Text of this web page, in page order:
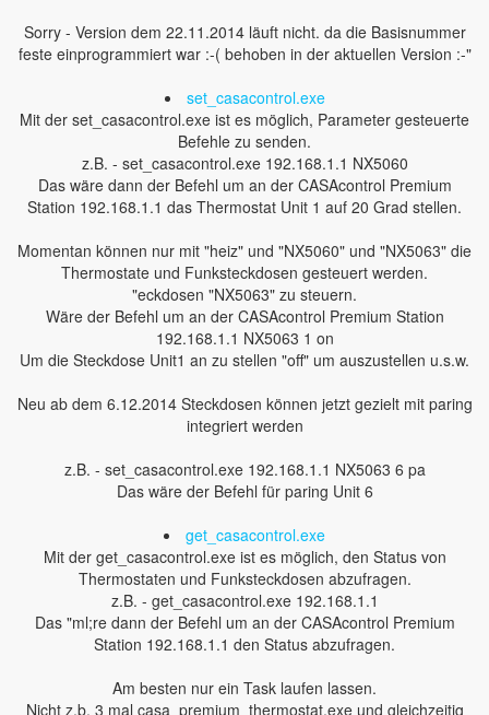
Sorry - Version dem 22.11.2014 läuft nicht. da die Basisnummer
feste einprogrammiert war :-( behoben in der aktuellen Version :-"
set_casacontrol.exe
Mit der set_casacontrol.exe ist es möglich, Parameter gesteuerte
Befehle zu senden.
z.B. - set_casacontrol.exe 192.168.1.1 NX5060
Das wäre dann der Befehl um an der CASAcontrol Premium
Station 192.168.1.1 das Thermostat Unit 1 auf 20 Grad stellen.
Momentan können nur mit "heiz" und "NX5060" und "NX5063" die
Thermostate und Funksteckdosen gesteuert werden.
"eckdosen "NX5063" zu steuern.
Wäre der Befehl um an der CASAcontrol Premium Station
192.168.1.1 NX5063 1 on
Um die Steckdose Unit1 an zu stellen "off" um auszustellen u.s.w.
Neu ab dem 6.12.2014 Steckdosen können jetzt gezielt mit paring
integriert werden
z.B. - set_casacontrol.exe 192.168.1.1 NX5063 6 pa
Das wäre der Befehl für paring Unit 6
get_casacontrol.exe
Mit der get_casacontrol.exe ist es möglich, den Status von
Thermostaten und Funksteckdosen abzufragen.
z.B. - get_casacontrol.exe 192.168.1.1
Das "ml;re dann der Befehl um an der CASAcontrol Premium
Station 192.168.1.1 den Status abzufragen.
Am besten nur ein Task laufen lassen.
Nicht z.b. 3 mal casa_premium_thermostat.exe und gleichzeitig